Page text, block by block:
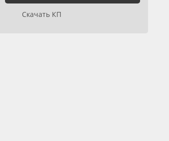
Скачать КП